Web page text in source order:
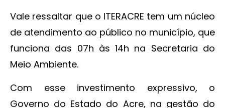
Vale ressaltar que o ITERACRE tem um núcleo
de atendimento ao público no município, que
funciona das 07h às 14h na Secretaria do
Meio Ambiente.
Com esse investimento expressivo, o
Governo do Estado do Acre, na gestão do